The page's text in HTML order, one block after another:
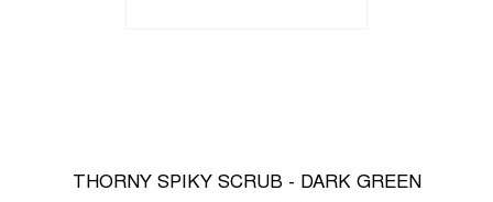
THORNY SPIKY SCRUB - DARK GREEN